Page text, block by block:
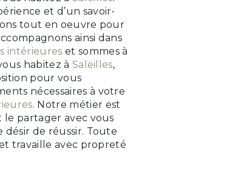
et d’un savoir-
tout en oeuvre pour
ainsi dans
intérieures et sommes à
habitez à Saleilles,
pour vous
nécessaires à votre
. Notre métier est
partager avec vous
de réussir. Toute
travaille avec propreté